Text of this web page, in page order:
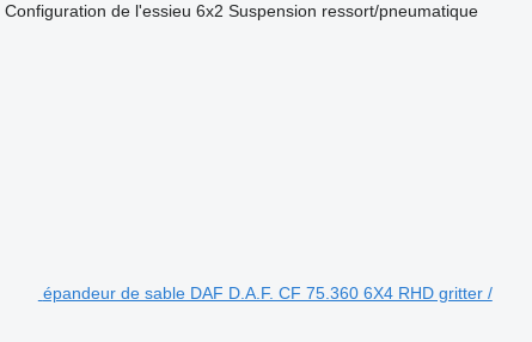
Configuration de l'essieu 6x2 Suspension ressort/pneumatique
épandeur de sable DAF D.A.F. CF 75.360 6X4 RHD gritter /